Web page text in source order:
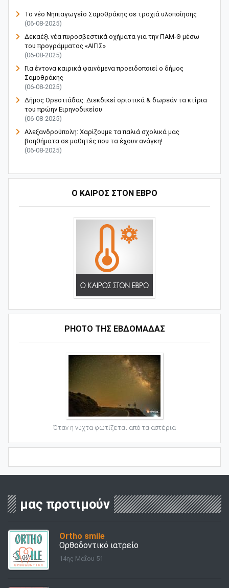
Το νέο Νηπιαγωγείο Σαμοθράκης σε τροχιά υλοποίησης
(06-08-2025)
Δεκαέξι νέα πυροσβεστικά οχήματα για την ΠΑΜ-Θ μέσω
του προγράμματος «ΑΙΓΙΣ»
(06-08-2025)
Για έντονα καιρικά φαινόμενα προειδοποιεί ο δήμος
Σαμοθράκης
(06-08-2025)
Δήμος Ορεστιάδας: Διεκδικεί οριστικά & δωρεάν τα κτίρια
του πρώην Ειρηνοδικείου
(06-08-2025)
Αλεξανδρούπολη: Χαρίζουμε τα παλιά σχολικά μας
βοηθήματα σε μαθητές που τα έχουν ανάγκη!
(06-08-2025)
Ο ΚΑΙΡΟΣ ΣΤΟΝ ΕΒΡΟ
PHOTO ΤΗΣ ΕΒΔΟΜΑΔΑΣ
Όταν η νύχτα φωτίζεται από τα αστέρια
μας προτιμούν
Ortho smile
Ορθοδοντικό ιατρείο
14ης Μαΐου 51